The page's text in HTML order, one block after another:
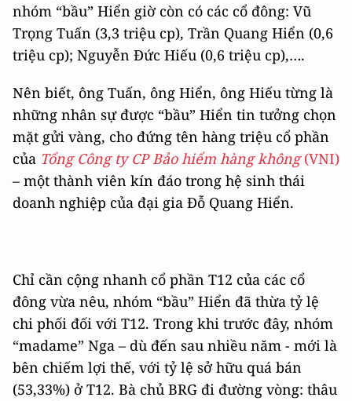
nhóm “bầu” Hiển giờ còn có các cổ đông: Vũ
Trọng Tuấn (3,3 triệu cp), Trần Quang Hiển (0,6
triệu cp); Nguyễn Đức Hiếu (0,6 triệu cp),….
Nên biết, ông Tuấn, ông Hiển, ông Hiếu từng là
những nhân sự được “bầu” Hiển tin tưởng chọn
mặt gửi vàng, cho đứng tên hàng triệu cổ phần
của Tổng Công ty CP Bảo hiểm hàng không(VNI)
– một thành viên kín đáo trong hệ sinh thái
doanh nghiệp của đại gia Đỗ Quang Hiển.
Chỉ cần cộng nhanh cổ phần T12 của các cổ
đông vừa nêu, nhóm “bầu” Hiển đã thừa tỷ lệ
chi phối đối với T12. Trong khi trước đây, nhóm
“madame” Nga – dù đến sau nhiều năm - mới là
bên chiếm lợi thế, với tỷ lệ sở hữu quá bán
(53,33%) ở T12. Bà chủ BRG đi đường vòng: thâu